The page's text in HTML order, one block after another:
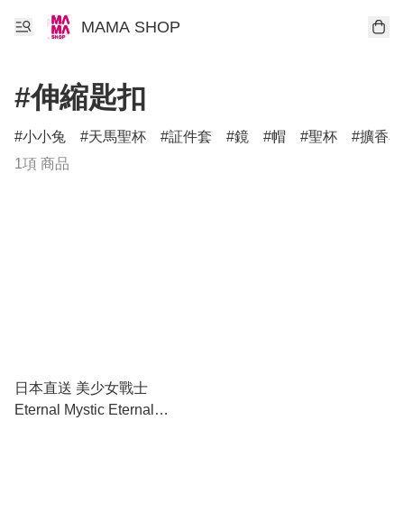
MAMA SHOP
#伸縮匙扣
小小兔 天馬聖杯 証件套 鏡 帽 聖杯
擴香石
1項 商品
日本直送 美少女戰士
Eternal Mystic Eternal